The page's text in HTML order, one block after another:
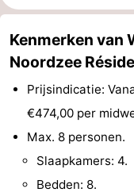
Speeltuinen
-
Binnenspeeltuinen
-
Bowlen
Minigolfbanen
Wellness
centra
Dorpen
Natuur
Kenmerken van
Noordzee
Prijsindicatie:
€474,00 per
Max. 8 personen.
Slaapkamers: 4.
Bedden: 8.